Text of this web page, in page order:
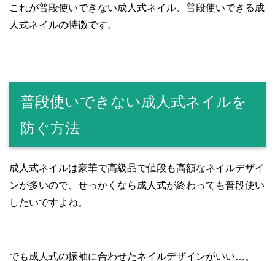
これが普段使いできない成人式ネイル、普段使いできる成
人式ネイルの特徴です。
普段使いできない成人式ネイルを
防ぐ方法
成人式ネイルは豪華で高級品で値段も高額なネイルデザイ
ンが多いので、せっかくなら成人式が終わっても普段使い
したいですよね。
でも成人式の振袖に合わせたネイルデザインがいい…。